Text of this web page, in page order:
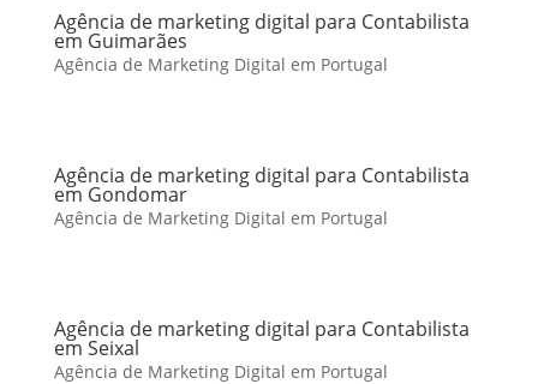
Agência de marketing digital para Contabilista
em Guimarães
Agência de Marketing Digital em Portugal
Agência de marketing digital para Contabilista
em Gondomar
Agência de Marketing Digital em Portugal
Agência de marketing digital para Contabilista
em Seixal
Agência de Marketing Digital em Portugal